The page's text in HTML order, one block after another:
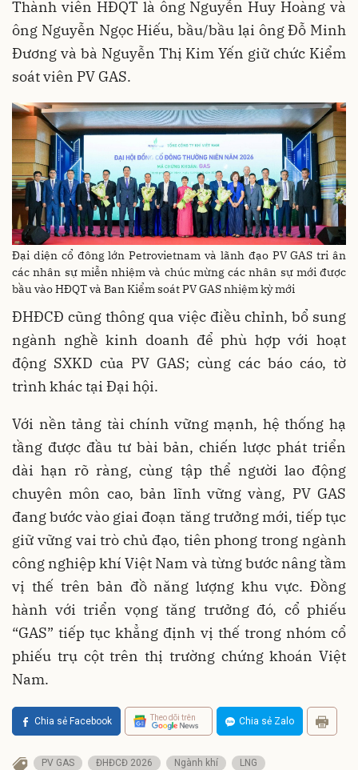
Thành viên HĐQT là ông Nguyễn Huy Hoàng và
ông Nguyễn Ngọc Hiếu, bầu/bầu lại ông Đỗ Minh
Đương và bà Nguyễn Thị Kim Yến giữ chức Kiểm
soát viên PV GAS.
Đại diện cổ đông lớn Petrovietnam và lãnh đạo PV GAS tri ân
các nhân sự miễn nhiệm và chúc mừng các nhân sự mới được
bầu vào HĐQT và Ban Kiểm soát PV GAS nhiệm kỳ mới
ĐHĐCĐ cũng thông qua việc điều chỉnh, bổ sung
ngành nghề kinh doanh để phù hợp với hoạt
động SXKD của PV GAS; cùng các báo cáo, tờ
trình khác tại Đại hội.
Với nền tảng tài chính vững mạnh, hệ thống hạ
tầng được đầu tư bài bản, chiến lược phát triển
dài hạn rõ ràng, cùng tập thể người lao động
chuyên môn cao, bản lĩnh vững vàng, PV GAS
đang bước vào giai đoạn tăng trưởng mới, tiếp tục
giữ vững vai trò chủ đạo, tiên phong trong ngành
công nghiệp khí Việt Nam và từng bước nâng tầm
vị thế trên bản đồ năng lượng khu vực. Đồng
hành với triển vọng tăng trưởng đó, cổ phiếu
“GAS” tiếp tục khẳng định vị thế trong nhóm cổ
phiếu trụ cột trên thị trường chứng khoán Việt
Nam.
Chia sẻ Facebook Theo dõi trên Chia sẻ Zalo
PV GAS ĐHĐCĐ 2026 Ngành khí
LNG